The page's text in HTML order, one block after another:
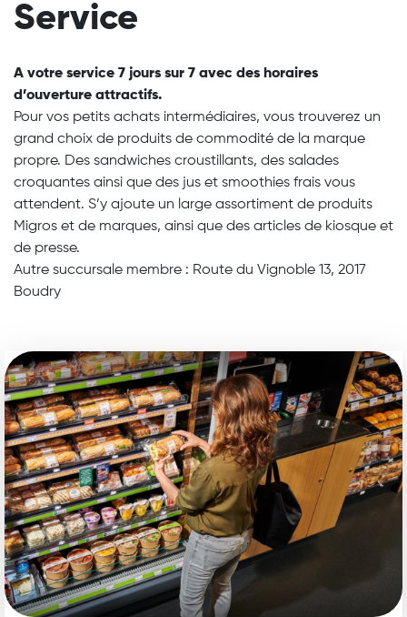
Service
A votre service 7 jours sur 7 avec des horaires
d’ouverture attractifs.
Pour vos petits achats intermédiaires, vous trouverez un
grand choix de produits de commodité de la marque
propre. Des sandwiches croustillants, des salades
croquantes ainsi que des jus et smoothies frais vous
attendent. S’y ajoute un large assortiment de produits
Migros et de marques, ainsi que des articles de kiosque et
de presse.
Autre succursale membre : Route du Vignoble 13, 2017
Boudry